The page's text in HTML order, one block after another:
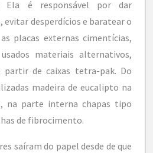
Ela é responsável por dar
evitar desperdícios e baratear o
placas externas cimentícias,
materiais alternativos,
de caixas tetra-pak. Do
madeira de eucalipto na
na parte interna chapas tipo
de fibrocimento.
saíram do papel desde de que